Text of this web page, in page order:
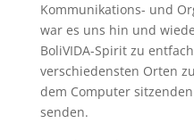
Kommunikations- und
war es uns hin und
BoliVIDA-Spirit zu
verschiedensten Orten
dem Computer
senden.